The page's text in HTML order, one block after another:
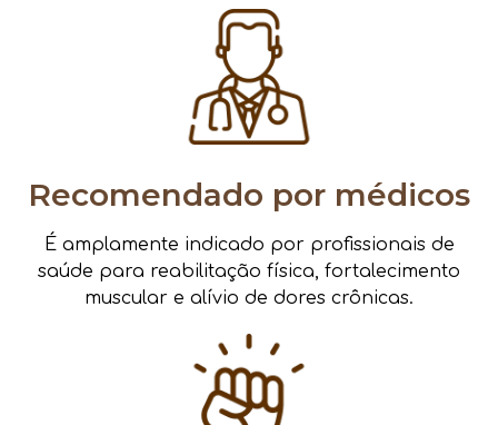
Recomendado por médicos
É amplamente indicado por profissionais de
saúde para reabilitação física, fortalecimento
muscular e alívio de dores crônicas.